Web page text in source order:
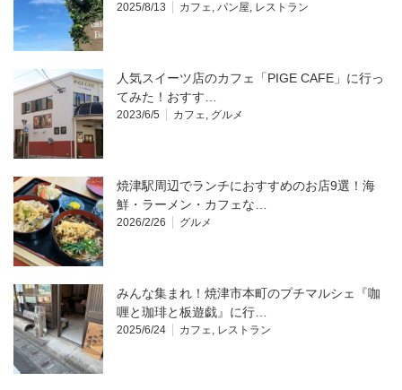
2025/8/13 カフェ, パン屋, レストラン
人気スイーツ店のカフェ「PIGE CAFE」に行っ
てみた！おすす…
2023/6/5 カフェ, グルメ
焼津駅周辺でランチにおすすめのお店9選！海
鮮・ラーメン・カフェな…
2026/2/26 グルメ
みんな集まれ！焼津市本町のプチマルシェ『咖
喱と珈琲と板遊戯』に行…
2025/6/24 カフェ, レストラン